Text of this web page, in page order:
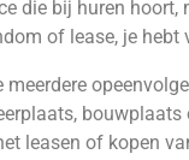
die bij huren
of lease, je
meerdere
leasen of kopen